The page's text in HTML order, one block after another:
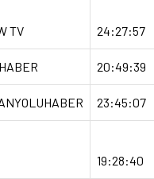
TV 24:27:57
20:49:39
23:45:07
19:28:40